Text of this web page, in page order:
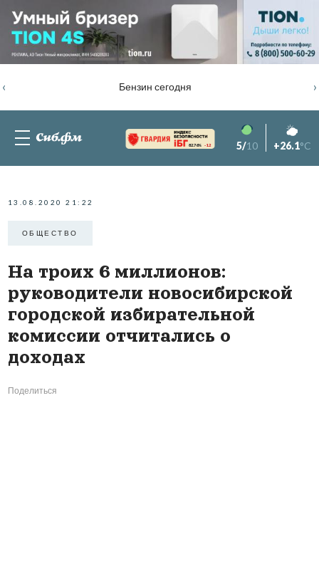
Бензин сегодня
‹ ›
82.76% -1.2 5/10 +26.1°C
13.08.2020 21:22
ОБЩЕСТВО
На троих 6 миллионов:
руководители новосибирской
городской избирательной
комиссии отчитались о
доходах
Поделиться